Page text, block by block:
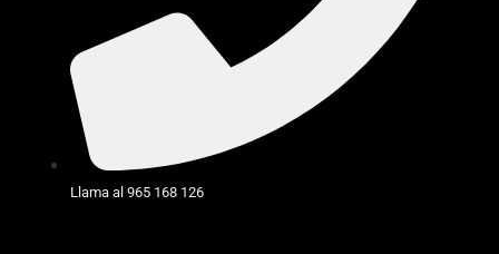
Llama al 965 168 126